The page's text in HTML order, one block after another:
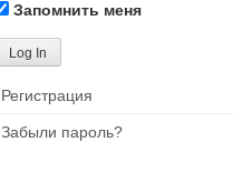
Запомнить меня
Регистрация
Забыли пароль?